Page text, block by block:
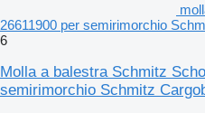
26611900 per semirimorchio
6
Molla a balestra Schmitz
semirimorchio Schmitz